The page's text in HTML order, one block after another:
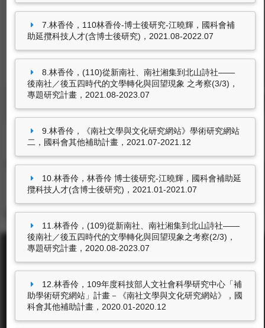
獲獎
產學互動
國科會計畫 非國科會計畫
方尋繹與抒情自我之關係，專題研究計畫，
2023.08-2025.07
非國科會計畫
15筆資料 more...
林香伶，教育部第三期中區區域資源整合分享計
2017.12
林香伶，教育部第三期第二階段區域資源整合分
享計畫--中區中文寫作中心II
中區中文寫作中心，教育部，2014.06-2015.07
林香伶，教育部獎勵大學校院辦理區域教學資源
畫)，教育部，2013.06-2014.05
林香伶，教育部獎勵大學校院辦理區域教學資源
整合分享計畫-新生英語強化營，教育部，
2013.05-2013.08
東海大學首頁
7.林香伶，110林香伶-博士後研究-江曉輝，國科會補
助延攬科技人才(含博士後研究)，2021.08-2022.07
8.林香伶，(110)從新南社、南社湘集到北山詩社——
後南社／後五四時代的文學轉化與回望現象 之考察(3/3)，
專題研究計畫，2021.08-2023.07
9.林香伶，《南社文學與文化研究網站》學術研究網站
二，國科會其他補助計畫，2021.07-2021.12
10.林香伶，林香伶 博士後研究-江曉輝，國科會補助延
攬科技人才(含博士後研究)，2021.01-2021.07
11.林香伶，(109)從新南社、南社湘集到北山詩社——
後南社／後五四時代的文學轉化與回望現象之考察(2/3)，
專題研究計畫，2020.08-2023.07
12.林香伶，109年度科技部人文社會科學研究中心「補
助學術研究網站」計畫－《南社文學與文化研究網站》，國
科會其他補助計畫，2020.01-2020.12